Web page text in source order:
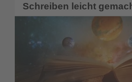
Schreiben leicht